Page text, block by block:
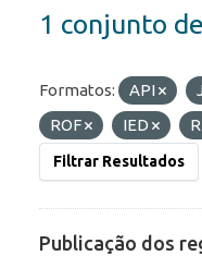
1 conjunto
Formatos: API
ROF
IED
Filtrar Resultados
Publicação dos